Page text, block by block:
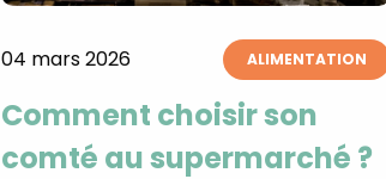
04 mars 2026 ALIMENTATION
Comment choisir son
comté au supermarché ?